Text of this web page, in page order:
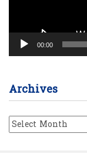
00:00
Archives
Archives